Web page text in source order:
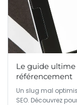
Le guide
référencement
Un slug mal
SEO. Découvrez